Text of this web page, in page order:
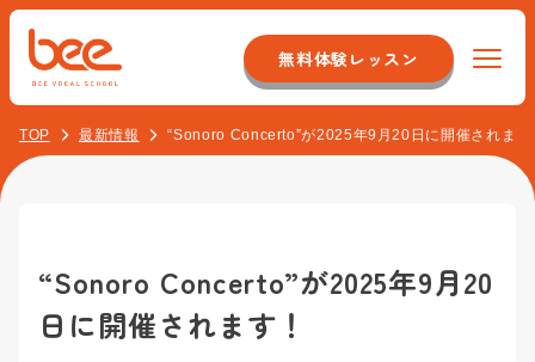
無料体験レッスン
Beeについて
店舗のこだわり
初心者ボーカルコース
オンラインレッスンコース
料金
TOP 最新情報 “Sonoro Concerto”が2025年9月20日に開催されます
“Sonoro Concerto”が2025年9月20
日に開催されます！